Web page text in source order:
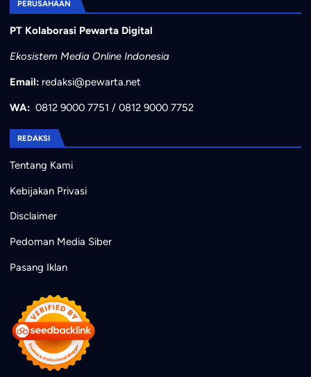
PERUSAHAAN
PT Kolaborasi Pewarta Digital
Ekosistem Media Online Indonesia
Email: redaksi@pewarta.net
WA: 0812 9000 7751 / 0812 9000 7752
REDAKSI
Tentang Kami
Kebijakan Privasi
Disclaimer
Pedoman Media Siber
Pasang Iklan